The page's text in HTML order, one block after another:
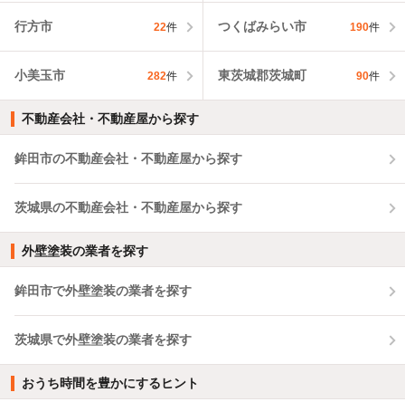
行方市 22件 つくばみらい市 190件
小美玉市 282件 東茨城郡茨城町 90件
不動産会社・不動産屋から探す
鉾田市の不動産会社・不動産屋から探す
茨城県の不動産会社・不動産屋から探す
外壁塗装の業者を探す
鉾田市で外壁塗装の業者を探す
茨城県で外壁塗装の業者を探す
おうち時間を豊かにするヒント